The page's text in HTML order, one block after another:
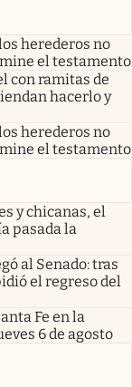
herederos no
el testamento
con ramitas de
hacerlo y
herederos no
el testamento
y chicanas, el
pasada la
al Senado: tras
el regreso del
Fe en la
6 de agosto